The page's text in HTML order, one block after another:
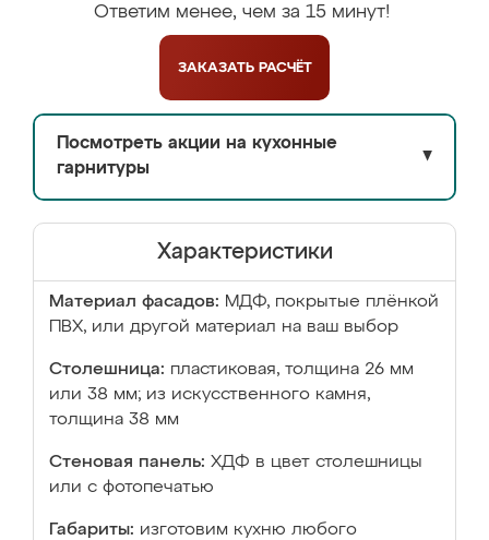
Ответим менее, чем за 15 минут!
ЗАКАЗАТЬ РАСЧЁТ
Посмотреть акции на кухонные
гарнитуры
▼
Характеристики
Материал фасадов: МДФ, покрытые плёнкой
ПВХ, или другой материал на ваш выбор
Столешница: пластиковая, толщина 26 мм
или 38 мм; из искусственного камня,
толщина 38 мм
Стеновая панель: ХДФ в цвет столешницы
или с фотопечатью
Габариты: изготовим кухню любого